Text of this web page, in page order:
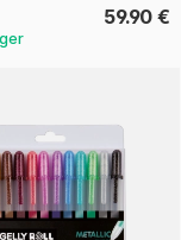
59.90 €